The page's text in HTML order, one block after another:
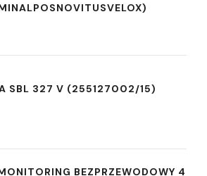
SBL 327 V (255127002/15)
BEZPRZEWODOWY 4